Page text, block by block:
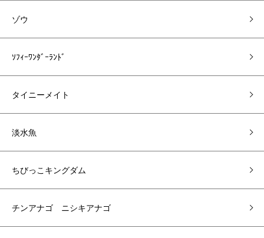
ゾウ
ｿﾌｨｰﾜﾝﾀﾞｰﾗﾝﾄﾞ
タイニーメイト
淡水魚
ちびっこキングダム
チンアナゴ ニシキアナゴ